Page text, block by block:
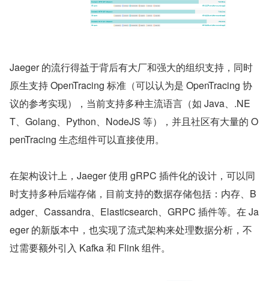
Jaeger 的流行得益于背后有大厂和强大的组织支持，同时
原生支持 OpenTracing 标准（可以认为是 OpenTracing 协
议的参考实现），当前支持多种主流语言（如 Java、.NE
T、Golang、Python、NodeJS 等），并且社区有大量的 O
penTracing 生态组件可以直接使用。
在架构设计上，Jaeger 使用 gRPC 插件化的设计，可以同
时支持多种后端存储，目前支持的数据存储包括：内存、B
adger、Cassandra、Elasticsearch、GRPC 插件等。在 Ja
eger 的新版本中，也实现了流式架构来处理数据分析，不
过需要额外引入 Kafka 和 Flink 组件。